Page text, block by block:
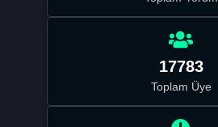
17783
Toplam Üye